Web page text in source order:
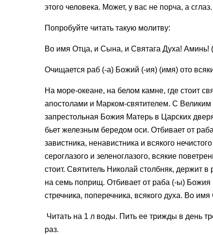
этого человека. Может, у вас не порча, а
Попробуйте читать такую молитву:
Во имя Отца, и Сына, и Святага Духа! Аминь!
Очищается раб (-а) Божий (-ия) (имя) ото
На море-океане, на белом камне, где стоит
апостолами и Марком-святителем. С
запрестольная Божия Матерь в Царских
бьет железным бередом оси. Отбивает от
завистника, ненавистника и всякого
сероглазого и зеленоглазого, всякие
стоит. Святитель Николай столбняк, держит
на семь поприщ. Отбивает от раба (-ы) Божия
стречника, поперечника, всякого духа. Во
Читать на 1 л воды. Пить ее трижды в день
раз.